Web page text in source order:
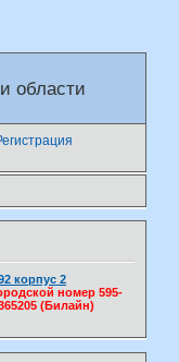
области
корпус 2
номер 595-
(Билайн)